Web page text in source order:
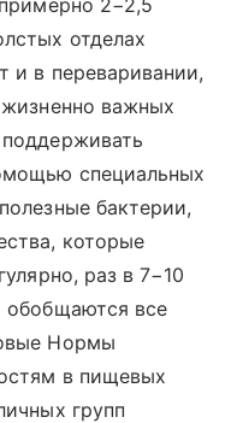
2−2,5
отделах
и в переваривании,
важных
специальных
бактерии,
которые
раз в 7−10
обобщаются все
Нормы
в пищевых
групп